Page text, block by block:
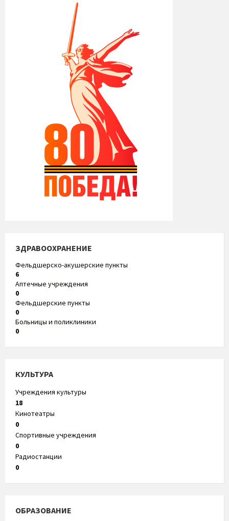
ЗДРАВООХРАНЕНИЕ
Фельдшерско-акушерские пункты
6
Аптечные учреждения
0
Фельдшерские пункты
0
Больницы и поликлиники
0
КУЛЬТУРА
Учреждения культуры
18
Кинотеатры
0
Спортивные учреждения
0
Радиостанции
0
ОБРАЗОВАНИЕ